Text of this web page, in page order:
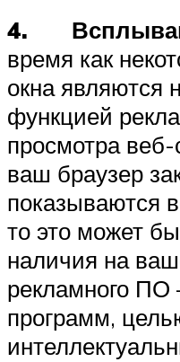
4.
время как
окна являются
функцией
просмотра
ваш браузер
показываются
то это может
наличия на
рекламного ПО
программ,